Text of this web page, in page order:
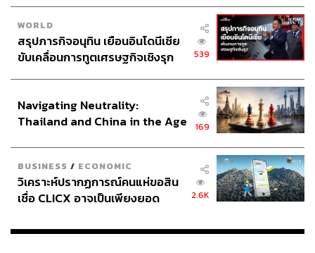
WORLD
สรุปภารกิจอนุทิน เยือนอินโดนีเซีย
ขับเคลื่อนการทูตเศรษฐกิจเชิงรุก
539
Navigating Neutrality:
Thailand and China in the Age
169
BUSINESS / ECONOMIC
วิเคราะห์ปรากฏการณ์คนแห่ขอสิน
เชื่อ CLICX อาจเป็นเพียงยอด
เรือนไทยที่ถูกซุกไว้
2.6K